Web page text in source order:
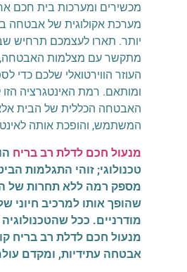
מכשירים ומערכות בית חכם
מערכת אקולוגית של אבטחה
יותר. תארו לעצמכם תרחיש
מתקשר עם מצלמות האבטחה,
העוזר הווירטואלי שלכם כדי
ומותאם. רמת האינטגרציה
האבטחה הכללית של הבית
המשתמש, והופכת אותה
מנעול חכם לדלת רב בריח
טכנולוגי; זוהי התגלמות
מספק רמה ללא תחרות של
שהופך אותו למרכיב חיוני
מודרניים. ככל
מנעול חכם לדלת רב בריח
אבטחה עתידיות, ומקדם